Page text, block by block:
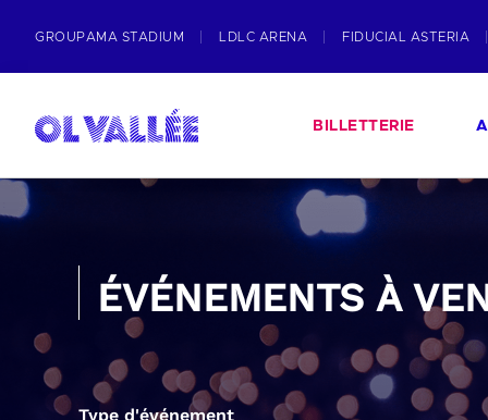
GROUPAMA STADIUM LDLC ARENA FIDUCIAL ASTERIA
BILLETTERIE
ÉVÉNEMENTS À
Type d'événement